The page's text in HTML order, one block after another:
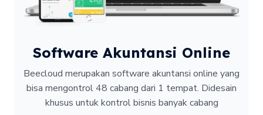
Software Akuntansi Online
Beecloud merupakan software akuntansi online yang
bisa mengontrol 48 cabang dari 1 tempat. Didesain
khusus untuk kontrol bisnis banyak cabang